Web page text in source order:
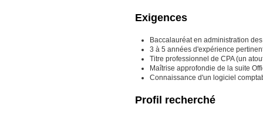
Exigences
Baccalauréat en administration
3 à 5 années d'expérience
Titre professionnel de CPA (un
Maîtrise approfondie de la suite
Connaissance d'un logiciel
Profil recherché